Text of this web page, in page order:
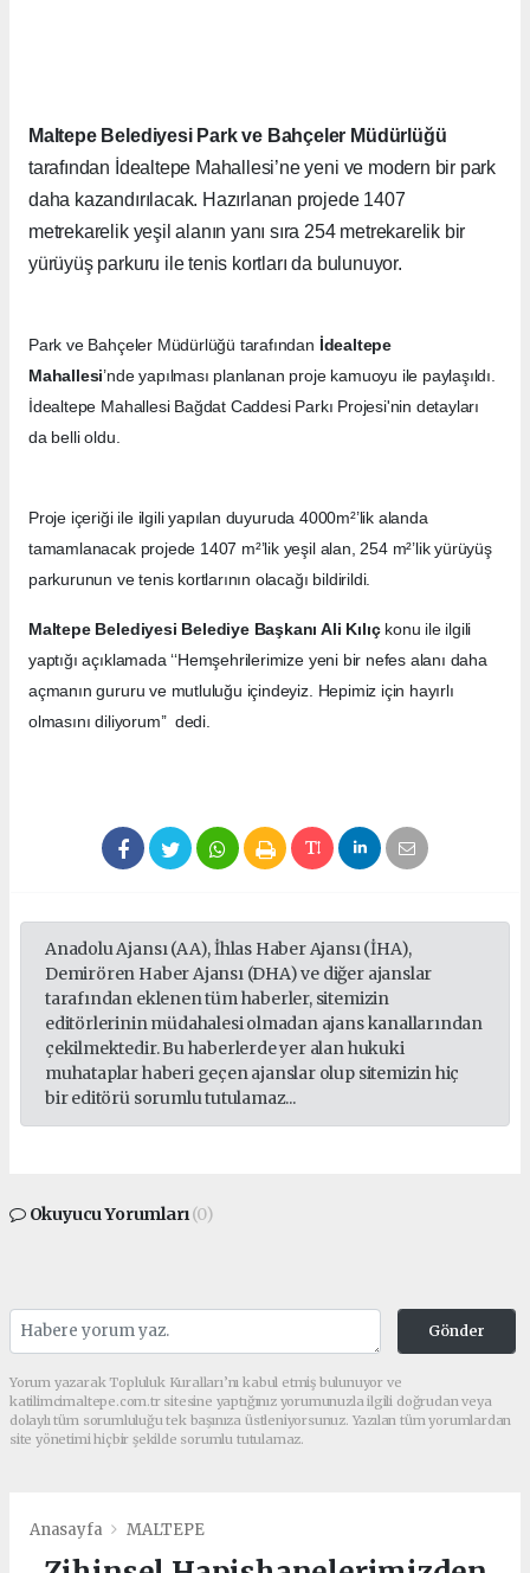
Maltepe Belediyesi Park ve Bahçeler Müdürlüğü
tarafından İdealtepe Mahallesi’ne yeni ve modern bir park
daha kazandırılacak. Hazırlanan projede 1407
metrekarelik yeşil alanın yanı sıra 254 metrekarelik bir
yürüyüş parkuru ile tenis kortları da bulunuyor.
Park ve Bahçeler Müdürlüğü tarafından İdealtepe
Mahallesi’nde yapılması planlanan proje kamuoyu ile paylaşıldı.
İdealtepe Mahallesi Bağdat Caddesi Parkı Projesi'nin detayları
da belli oldu.
Proje içeriği ile ilgili yapılan duyuruda 4000m²’lik alanda
tamamlanacak projede 1407 m²’lik yeşil alan, 254 m²’lik yürüyüş
parkurunun ve tenis kortlarının olacağı bildirildi.
Maltepe Belediyesi Belediye Başkanı Ali Kılıçkonu ile ilgili
yaptığı açıklamada ‘‘Hemşehrilerimize yeni bir nefes alanı daha
açmanın gururu ve mutluluğu içindeyiz. Hepimiz için hayırlı
olmasını diliyorum’’ dedi.
Anadolu Ajansı (AA), İhlas Haber Ajansı (İHA),
Demirören Haber Ajansı (DHA) ve diğer ajanslar
tarafından eklenen tüm haberler, sitemizin
editörlerinin müdahalesi olmadan ajans kanallarından
çekilmektedir. Bu haberlerde yer alan hukuki
muhataplar haberi geçen ajanslar olup sitemizin hiç
bir editörü sorumlu tutulamaz...
Okuyucu Yorumları(0)
Gönder
Yorum yazarak Topluluk Kuralları’nı kabul etmiş bulunuyor ve
katilimcimaltepe.com.tr sitesine yaptığınız yorumunuzla ilgili doğrudan veya
dolaylı tüm sorumluluğu tek başınıza üstleniyorsunuz. Yazılan tüm yorumlardan
site yönetimi hiçbir şekilde sorumlu tutulamaz.
Anasayfa MALTEPE